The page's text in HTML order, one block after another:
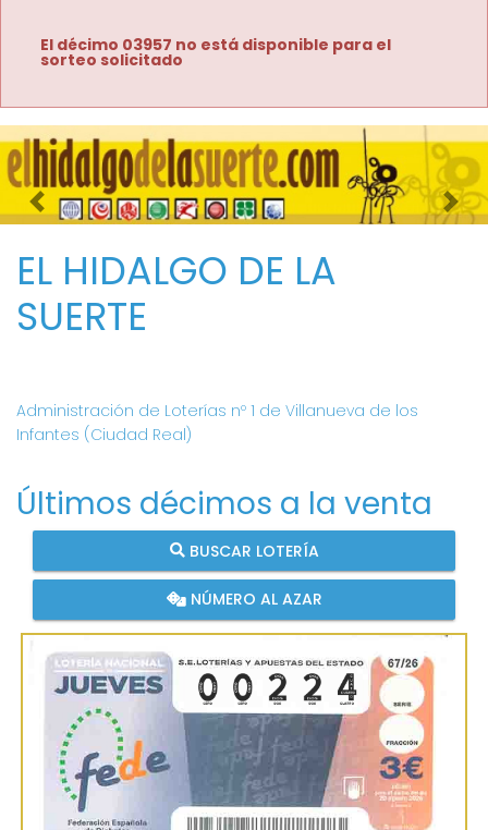
El décimo 03957 no está disponible para el
sorteo solicitado
Imagen anterior
EL HIDALGO DE LA
SUERTE
Administración de Loterías nº 1 de Villanueva de los
Infantes (Ciudad Real)
Últimos décimos a la venta
BUSCAR LOTERÍA
NÚMERO AL AZAR